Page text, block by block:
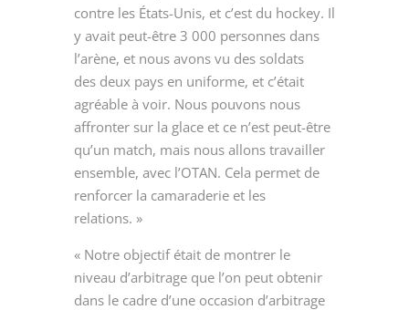
contre les États-Unis, et c’est du hockey. Il
y avait peut-être 3 000 personnes dans
l’arène, et nous avons vu des soldats
des deux pays en uniforme, et c’était
agréable à voir. Nous pouvons nous
affronter sur la glace et ce n’est peut-être
qu’un match, mais nous allons travailler
ensemble, avec l’OTAN. Cela permet de
renforcer la camaraderie et les
relations. »
« Notre objectif était de montrer le
niveau d’arbitrage que l’on peut obtenir
dans le cadre d’une occasion d’arbitrage